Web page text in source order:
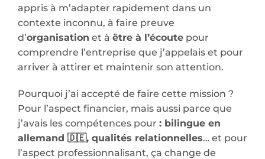
appris à m’adapter rapidement dans un
contexte inconnu, à faire preuve
d’organisation et à être à l’écoute pour
comprendre l’entreprise que j’appelais et pour
arriver à attirer et maintenir son attention.
Pourquoi j’ai accepté de faire cette mission ?
Pour l’aspect financier, mais aussi parce que
j’avais les compétences pour : bilingue en
allemand 🇩🇪, qualités relationnelles… et pour
l’aspect professionnalisant, ça change de